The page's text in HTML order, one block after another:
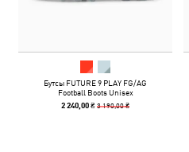
Бутсы FUTURE 9 PLAY FG/AG
Football Boots Unisex
2 240,00 ₴3 190,00 ₴